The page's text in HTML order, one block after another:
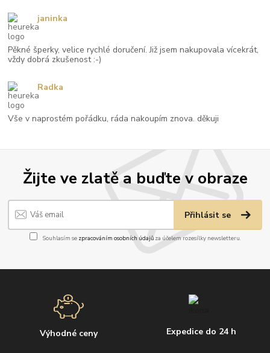
Žijte ve zlatě a buďte v obraze
Přihlásit se
Souhlasím se zpracováním osobních údajůza účelem rozesílky newsletteru.
Výhodné ceny Expedice do 24 h
Pěkné šperky, velice rychlé doručení. Již jsem nakupovala vícekrát,
vždy dobrá zkušenost :-)
janinka
Vše v naprostém pořádku, ráda nakoupím znova. děkuji
Radka